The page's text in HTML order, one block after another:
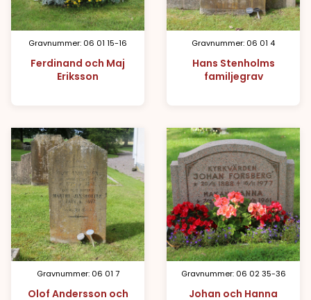
Gravnummer: 06 01 15-16
Ferdinand och Maj
Eriksson
Gravnummer: 06 01 4
Hans Stenholms
familjegrav
Gravnummer: 06 01 7
Olof Andersson och
Gravnummer: 06 02 35-36
Johan och Hanna